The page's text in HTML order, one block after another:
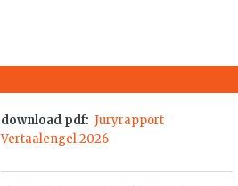
download pdf: Juryrapport
Vertaalengel 2026